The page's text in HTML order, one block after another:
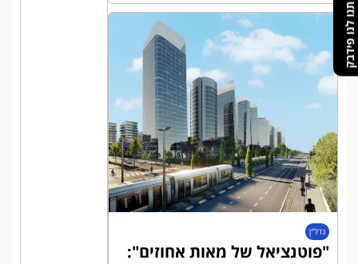
תנו לנו פידבק
נדל"ן
"פוטנציאל של מאות אחוזים":